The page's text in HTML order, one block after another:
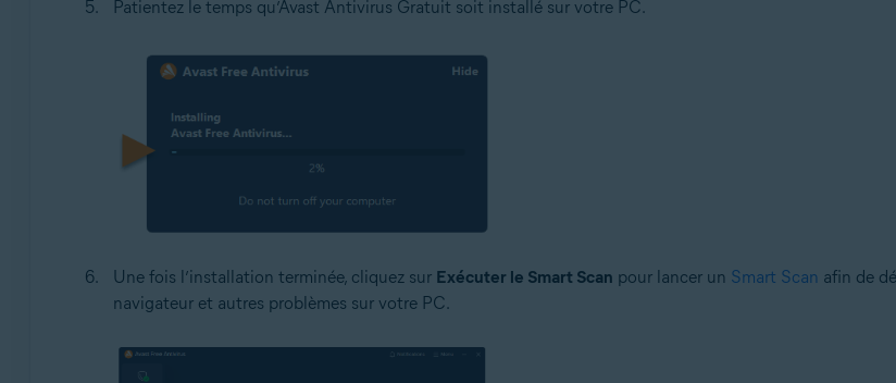
Patientez le temps qu’Avast Antivirus Gratuit soit installé sur votre PC.
Une fois l’installation terminée, cliquez sur Exécuter le Smart Scan pour lancer un Smart Scan afin de
navigateur et autres problèmes sur votre PC.